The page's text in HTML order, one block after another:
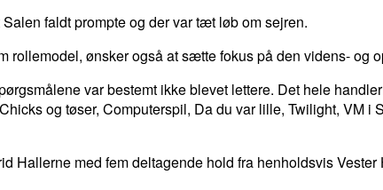
faldt prompte og der var tæt løb om sejren.
ønsker også at sætte fokus på den videns- og
var bestemt ikke blevet lettere. Det hele
og tøser, Computerspil, Da du var lille, Twilight, VM
Hallerne med fem deltagende hold fra henholdsvis